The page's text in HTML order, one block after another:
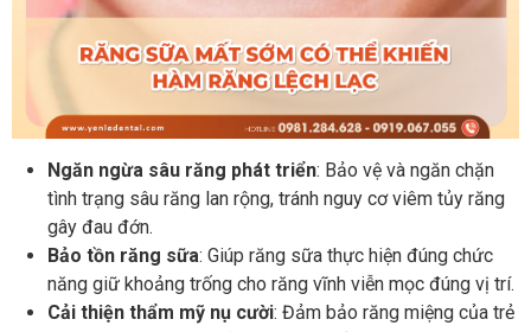
Ngăn ngừa sâu răng phát triển: Bảo vệ và ngăn chặn
tình trạng sâu răng lan rộng, tránh nguy cơ viêm tủy răng
gây đau đớn.
Bảo tồn răng sữa: Giúp răng sữa thực hiện đúng chức
năng giữ khoảng trống cho răng vĩnh viễn mọc đúng vị trí.
Cải thiện thẩm mỹ nụ cười: Đảm bảo răng miệng của trẻ